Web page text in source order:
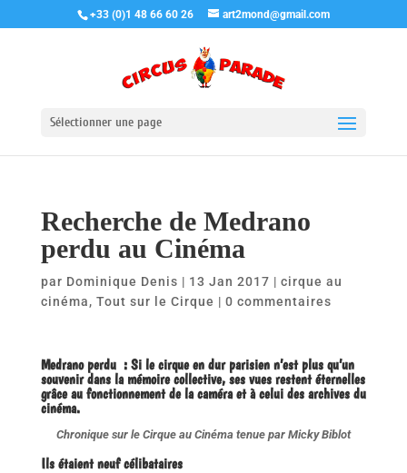
+33 (0)1 48 66 60 26 art2mond@gmail.com
Sélectionner une page
Recherche de Medrano
perdu au Cinéma
par Dominique Denis | 13 Jan 2017 | cirque au
cinéma, Tout sur le Cirque | 0 commentaires
Medrano perdu : Si le cirque en dur parisien n’est plus qu’un
souvenir dans la mémoire collective, ses vues restent éternelles
grâce au fonctionnement de la caméra et à celui des archives du
cinéma.
Chronique sur le Cirque au Cinéma tenue par Micky Biblot
Ils étaient neuf célibataires